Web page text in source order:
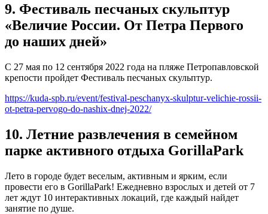
9. Фестиваль песчаных скульптур
«Величие России. От Петра Первого
до наших дней»
С 27 мая по 12 сентября 2022 года на пляже Петропавловской
крепости пройдет Фестиваль песчаных скульптур.
https://kuda-spb.ru/event/festival-peschanyx-skulptur-velichie-rossii-
ot-petra-pervogo-do-nashix-dnej-2022/
10. Летние развлечения в семейном
парке активного отдыха GorillaPark
Лето в городе будет веселым, активным и ярким, если
провести его в GorillaPark! Ежедневно взрослых и детей от 7
лет ждут 10 интерактивных локаций, где каждый найдет
занятие по душе.